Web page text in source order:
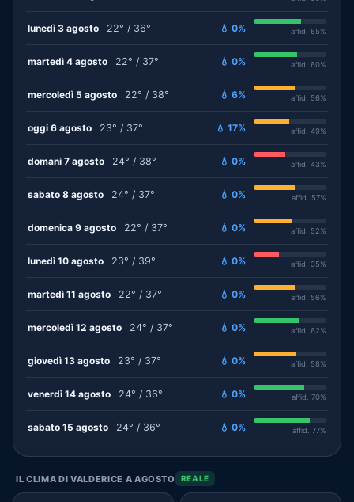
lunedì 3 agosto 22° / 36° 💧 0% affid. 65%
martedì 4 agosto 22° / 37° 💧 0% affid. 60%
mercoledì 5 agosto 22° / 38° 💧 6% affid. 56%
oggi 6 agosto 23° / 37° 💧 17% affid. 49%
domani 7 agosto 24° / 38° 💧 0% affid. 43%
sabato 8 agosto 24° / 37° 💧 0% affid. 57%
domenica 9 agosto 22° / 37° 💧 0% affid. 52%
lunedì 10 agosto 23° / 39° 💧 0% affid. 35%
martedì 11 agosto 22° / 37° 💧 0% affid. 56%
mercoledì 12 agosto 24° / 37° 💧 0% affid. 62%
giovedì 13 agosto 23° / 37° 💧 0% affid. 58%
venerdì 14 agosto 24° / 36° 💧 0% affid. 70%
sabato 15 agosto 24° / 36° 💧 0% affid. 77%
IL CLIMA DI VALDERICE A AGOSTO REALE